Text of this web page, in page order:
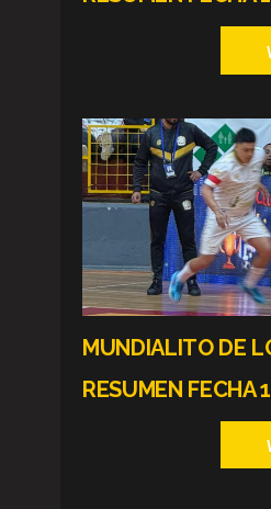
MUNDIALITO DE
RESUMEN FECHA